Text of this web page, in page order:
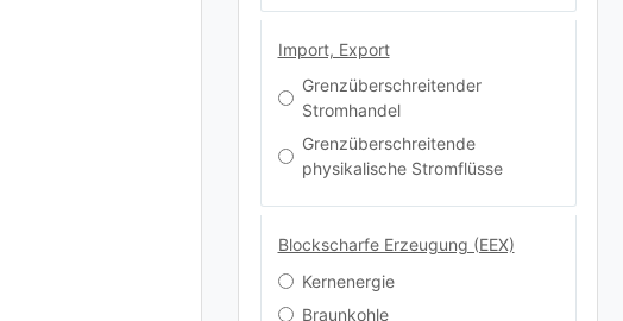
Import, Export
Grenzüberschreitender
Stromhandel
Grenzüberschreitende
physikalische Stromflüsse
Blockscharfe Erzeugung (EEX)
Kernenergie
Braunkohle